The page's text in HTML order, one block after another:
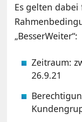
Es gelten
„BesserWeiter“:
Zeitraum:
26.9.21